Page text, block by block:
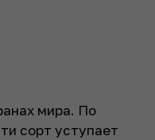
мира. По
сорт уступает